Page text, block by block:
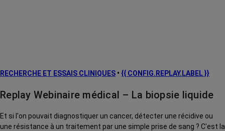
RECHERCHE ET ESSAIS CLINIQUES • {{ CONFIG.REPLAY.LABEL }}
Replay Webinaire médical – La biopsie liquide
Et si l'on pouvait diagnostiquer un cancer, détecter une récidive ou
une résistance à un traitement par une simple prise de sang ? C'est la